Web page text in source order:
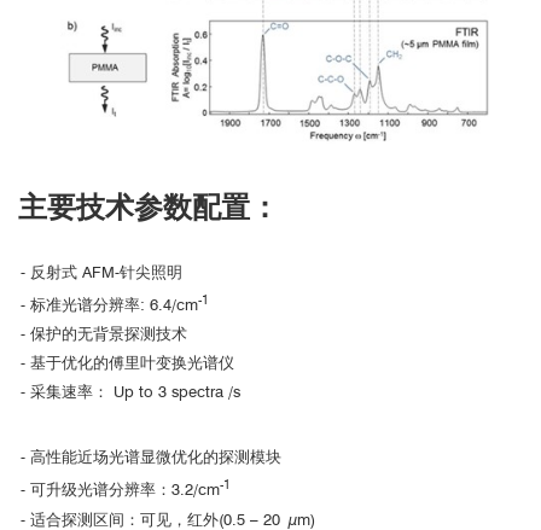
主要技术参数配置：
- 反射式 AFM-针尖照明
- 标准光谱分辨率: 6.4/cm-1
- 保护的无背景探测技术
- 基于优化的傅里叶变换光谱仪
- 采集速率： Up to 3 spectra /s
- 高性能近场光谱显微优化的探测模块
- 可升级光谱分辨率：3.2/cm-1
- 适合探测区间：可见，红外(0.5 – 20 µm)